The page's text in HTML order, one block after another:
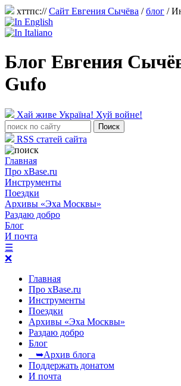
хттпс://Сайт Евгения Сычёва /блог /
Блог Евгения
Gufo
Хай живе Україна! Хуй войне!
RSS статей сайта
Главная
Про xBase.ru
Инструменты
Поездки
Архивы «Эха Москвы»
Раздаю добро
Блог
И почта
☰
❌
Главная
Про xBase.ru
Инструменты
Поездки
Архивы «Эха Москвы»
Раздаю добро
Блог
➥Архив блога
Поддержать донатом
И почта